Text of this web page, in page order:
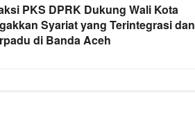
PKS DPRK Dukung Wali Kota
Syariat yang Terintegrasi dan
di Banda Aceh